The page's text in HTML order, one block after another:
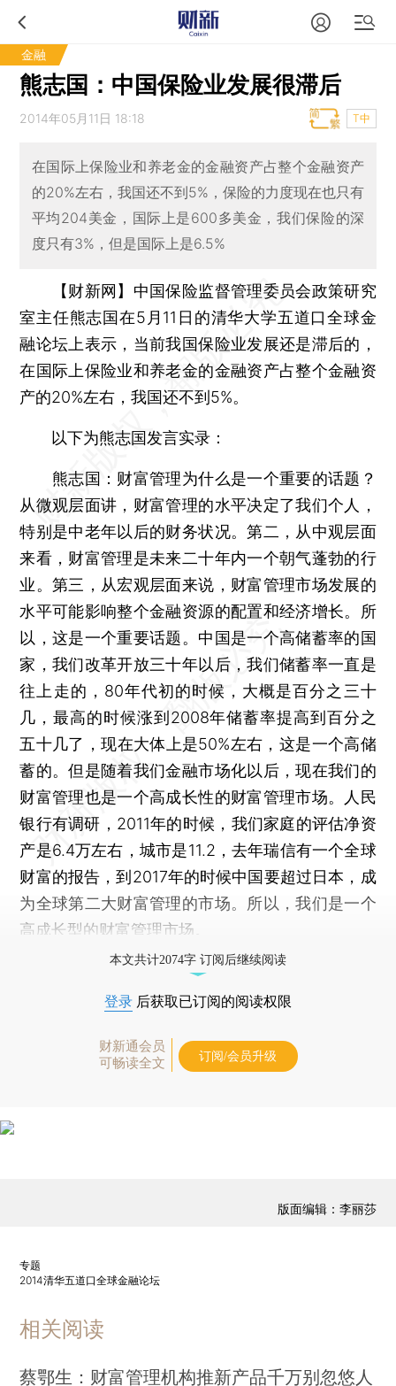
金融
熊志国：中国保险业发展很滞后
2014年05月11日 18:18 T中
在国际上保险业和养老金的金融资产占整个金融资产
的20%左右，我国还不到5%，保险的力度现在也只有
平均204美金，国际上是600多美金，我们保险的深
度只有3%，但是国际上是6.5%
【财新网】 中国保险监督管理委员会政策研究
室主任熊志国在5月11日的清华大学五道口全球金
融论坛上表示，当前我国保险业发展还是滞后的，
在国际上保险业和养老金的金融资产占整个金融资
产的20%左右，我国还不到5%。
以下为熊志国发言实录：
熊志国：财富管理为什么是一个重要的话题？
从微观层面讲，财富管理的水平决定了我们个人，
特别是中老年以后的财务状况。第二，从中观层面
来看，财富管理是未来二十年内一个朝气蓬勃的行
业。第三，从宏观层面来说，财富管理市场发展的
水平可能影响整个金融资源的配置和经济增长。所
以，这是一个重要话题。中国是一个高储蓄率的国
家，我们改革开放三十年以后，我们储蓄率一直是
往上走的，80年代初的时候，大概是百分之三十
几，最高的时候涨到2008年储蓄率提高到百分之
五十几了，现在大体上是50%左右，这是一个高储
蓄的。但是随着我们金融市场化以后，现在我们的
财富管理也是一个高成长性的财富管理市场。人民
银行有调研，2011年的时候，我们家庭的评估净资
产是6.4万左右，城市是11.2，去年瑞信有一个全球
财富的报告，到2017年的时候中国要超过日本，成
为全球第二大财富管理的市场。所以，我们是一个
高成长型的财富管理市场。
本文共计2074字 订阅后继续阅读
登录 后获取已订阅的阅读权限
财新通会员
可畅读全文
订阅/会员升级
版面编辑：李丽莎
专题
2014清华五道口全球金融论坛
相关阅读
蔡鄂生：财富管理机构推新产品千万别忽悠人